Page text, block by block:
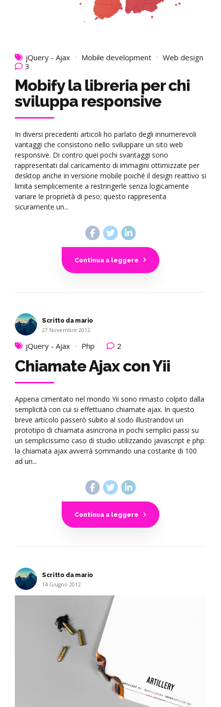
jQuery - Ajax Mobile development
Web design
3
Mobify la libreria per chi
sviluppa responsive
In diversi precedenti articoli ho parlato degli innumerevoli
vantaggi che consistono nello sviluppare un sito web
responsive. Di contro quei pochi svantaggi sono
rappresentati dal caricamento di immagini ottimizzate per
desktop anche in versione mobile poiché il design reattivo si
limita semplicemente a restringerle senza logicamente
variare le proprietà di peso; questo rappresenta
sicuramente un...
Continua a leggere
Scritto da mario
27 Novembre 2012
jQuery - Ajax Php 2
Chiamate Ajax con Yii
Appena cimentato nel mondo Yii sono rimasto colpito dalla
semplicità con cui si effettuano chiamate ajax. In questo
breve articolo passerò subito al sodo illustrandovi un
prototipo di chiamata asincrona in pochi semplici passi su
un semplicissimo caso di studio utilizzando javascript e php:
la chiamata ajax avverrà sommando una costante di 100
ad un...
Continua a leggere
Scritto da mario
14 Giugno 2012